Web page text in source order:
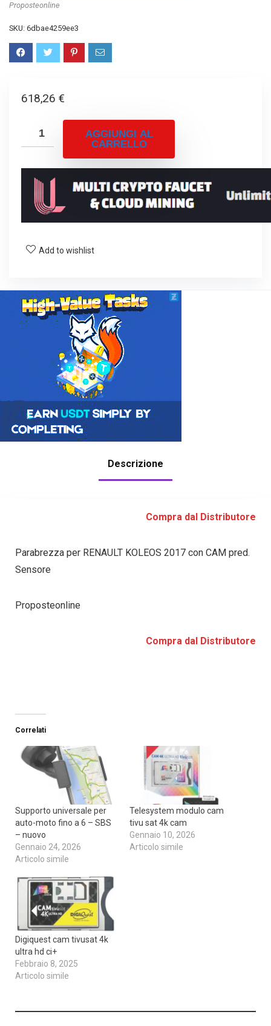
Proposteonline
SKU: 6dbae4259ee3
618,26 €
AGGIUNGI AL
CARRELLO
Add to wishlist
Descrizione
Compra dal Distributore
Parabrezza per RENAULT KOLEOS 2017 con CAM pred.
Sensore
Proposteonline
Compra dal Distributore
Correlati
Supporto universale per
auto-moto fino a 6 – SBS
– nuovo
Gennaio 24, 2026
Articolo simile
Telesystem modulo cam
tivu sat 4k cam
Gennaio 10, 2026
Articolo simile
Digiquest cam tivusat 4k
ultra hd ci+
Febbraio 8, 2025
Articolo simile